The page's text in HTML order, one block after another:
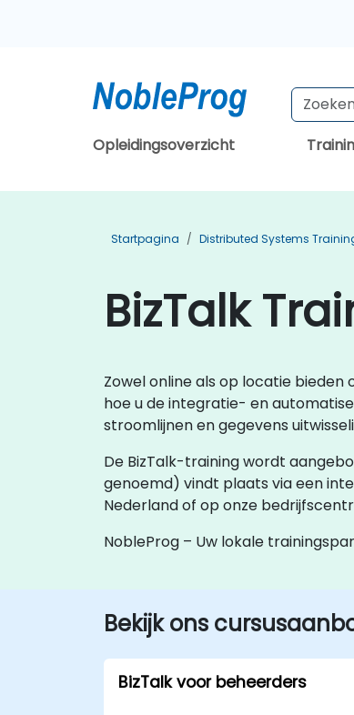
Opleidingsoverzicht
Startpagina Distributed Systems
BizTalk
Zowel online als op locatie
hoe u de integratie- en
stroomlijnen en gegevens
De BizTalk-training wordt
genoemd) vindt plaats via een
Nederland of op onze
NobleProg – Uw lokale
Bekijk ons
BizTalk voor beheerders